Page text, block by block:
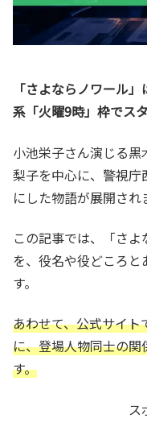
「さよならノワール
系「火曜9時」枠でス
小池栄子さん演じる
梨子を中心に、警視
にした物語が展開され
この記事では、「さ
を、役名や役どころ
す。
あわせて、公式サイ
に、登場人物同士の
す。
ス